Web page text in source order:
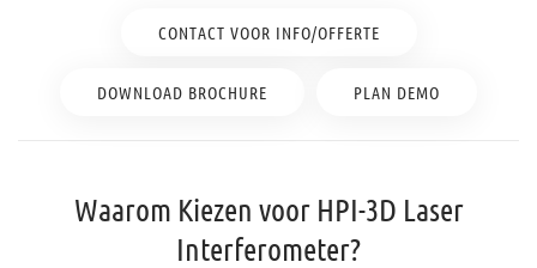
CONTACT VOOR INFO/OFFERTE
DOWNLOAD BROCHURE PLAN DEMO
Waarom Kiezen voor HPI-3D Laser
Interferometer?